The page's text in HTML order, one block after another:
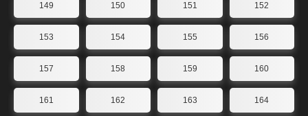
149 150 151 152
153 154 155 156
157 158 159 160
161 162 163 164